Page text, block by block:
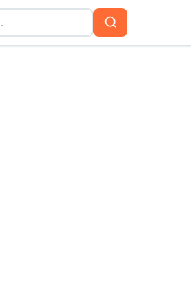
Buscar